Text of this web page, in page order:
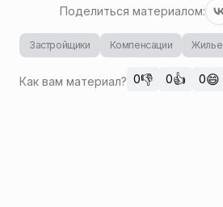
Поделиться материалом:
Застройщики Компенсации Жилье
Как вам материал? 0👎 0👍 0😄